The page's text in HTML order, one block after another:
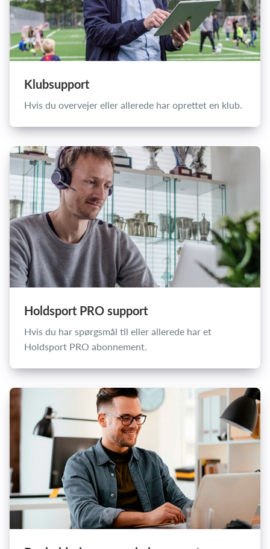
Klubsupport
Hvis du overvejer eller allerede har oprettet en klub.
Holdsport PRO support
Hvis du har spørgsmål til eller allerede har et
Holdsport PRO abonnement.